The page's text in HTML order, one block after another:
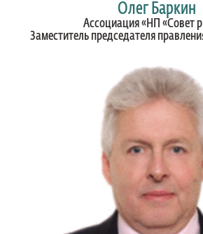
Олег Баркин
Ассоциация «НП «Совет
Заместитель председателя